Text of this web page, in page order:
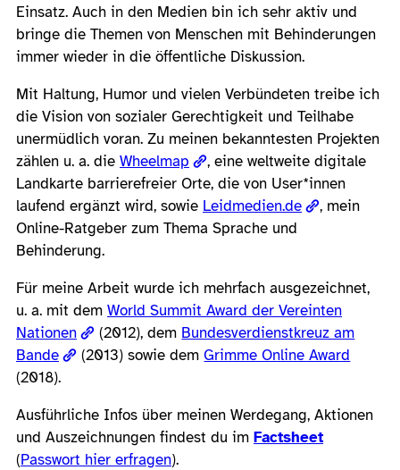
Einsatz. Auch in den Medien bin ich sehr aktiv und
bringe die Themen von Menschen mit Behinderungen
immer wieder in die öffentliche Diskussion.
Mit Haltung, Humor und vielen Verbündeten treibe ich
die Vision von sozialer Gerechtigkeit und Teilhabe
unermüdlich voran. Zu meinen bekanntesten Projekten
zählen u. a. die Wheelmap
, eine weltweite digitale
Landkarte barrierefreier Orte, die von User*innen
laufend ergänzt wird, sowie Leidmedien.de
, mein
Online-Ratgeber zum Thema Sprache und
Behinderung.
Für meine Arbeit wurde ich mehrfach ausgezeichnet,
u. a. mit dem World Summit Award der Vereinten
Nationen
(2012), dem Bundesverdienstkreuz am
Bande
(2013) sowie demGrimme Online Award
(2018).
Ausführliche Infos über meinen Werdegang, Aktionen
und Auszeichnungen findest du im Factsheet
(Passwort hier erfragen).